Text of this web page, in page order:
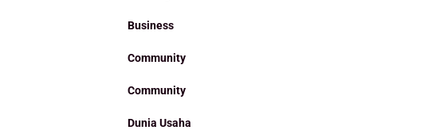
Business
Community
Community
Dunia Usaha